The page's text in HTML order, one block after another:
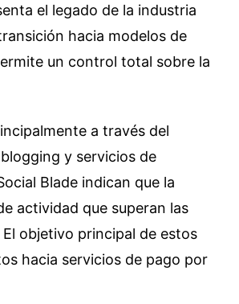
el legado de la industria
hacia modelos de
un control total sobre la
a través del
y servicios de
Blade indican que la
actividad que superan las
objetivo principal de estos
hacia servicios de pago por